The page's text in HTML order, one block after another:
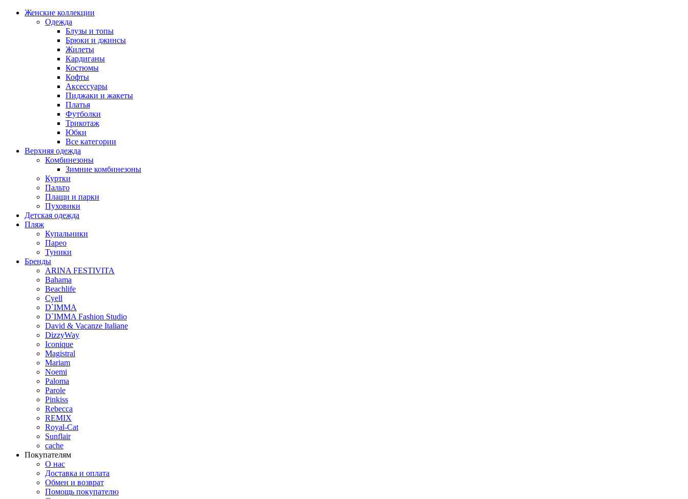
Женские коллекции
Одежда
Блузы и топы
Брюки и джинсы
Жилеты
Кардиганы
Костюмы
Кофты
Аксессуары
Пиджаки и жакеты
Платья
Футболки
Трикотаж
Юбки
Все категории
Верхняя одежда
Комбинезоны
Зимние комбинезоны
Куртки
Пальто
Плащи и парки
Пуховики
Детская одежда
Пляж
Купальники
Парео
Туники
Бренды
ARINA FESTIVITA
Bahama
Beachlife
Cyell
D`IMMA
D`IMMA Fashion Studio
David & Vacanze Italiane
DizzyWay
Iconique
Magistral
Mariam
Noemi
Paloma
Parole
Pinkiss
Rebecca
REMIX
Royal-Cat
Sunflair
cache
Покупателям
О нас
Доставка и оплата
Обмен и возврат
Помощь покупателю